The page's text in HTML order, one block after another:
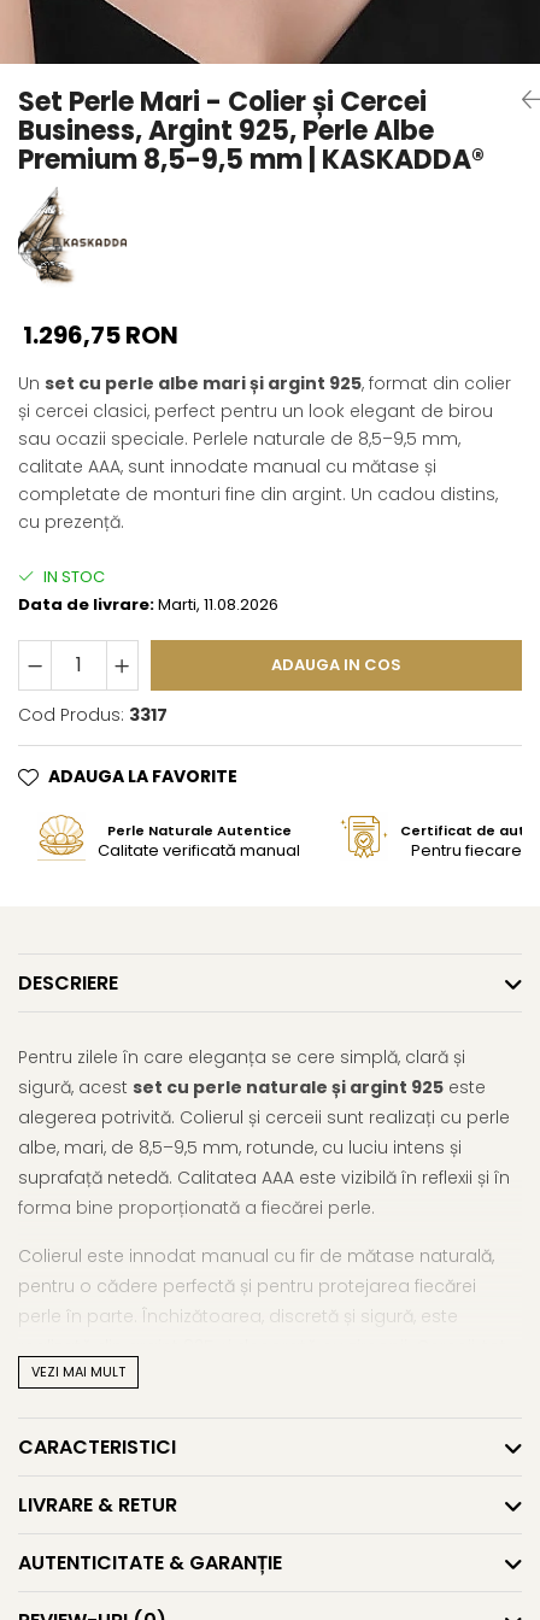
Seturi Perle cu Argint
Brățări cu Perle
Pandantive cu Perle
Brose cu Perle
Set Perle Mari - Colier și Cercei
Business, Argint 925, Perle Albe
Premium 8,5-9,5 mm | KASKADDA®
1.296,75 RON
Un set cu perle albe mari și argint 925, format din colier
și cercei clasici, perfect pentru un look elegant de birou
sau ocazii speciale. Perlele naturale de 8,5–9,5 mm,
calitate AAA, sunt innodate manual cu mătase și
completate de monturi fine din argint. Un cadou distins,
cu prezență.
IN STOC
Data de livrare:Marti, 11.08.2026
ADAUGA IN COS
Cod Produs: 3317
ADAUGA LA FAVORITE
Perle Naturale Autentice
Calitate verificată manual
Certificat de
Pentru fiecare
DESCRIERE
Pentru zilele în care eleganța se cere simplă, clară și
sigură, acest set cu perle naturale și argint 925 este
alegerea potrivită. Colierul și cerceii sunt realizați cu perle
albe, mari, de 8,5–9,5 mm, rotunde, cu luciu intens și
suprafață netedă. Calitatea AAA este vizibilă în reflexii și în
forma bine proporționată a fiecărei perle.
Colierul este innodat manual cu fir de mătase naturală,
pentru o cădere perfectă și pentru protejarea fiecărei
perle în parte. Închizătoarea, discretă și sigură, este
din argint 925, au sistem de prindere închis, fiind lucrați în
Un astfel deset cu perle naturale mari
suficient de rafinată pentru o întâlnire elegantă sau un
profesionalism, bun gust și feminitate echilibrată.
VEZI MAI MULT
CARACTERISTICI
LIVRARE & RETUR
AUTENTICITATE & GARANȚIE